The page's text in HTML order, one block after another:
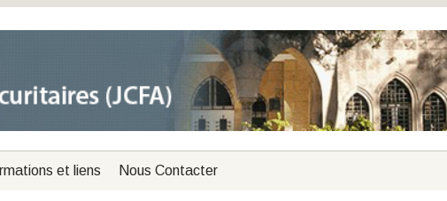
et liens Nous Contacter